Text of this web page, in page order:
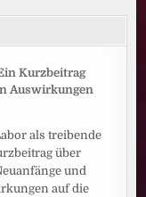
Kurzbeitrag
Auswirkungen
als treibende
über
und
auf die